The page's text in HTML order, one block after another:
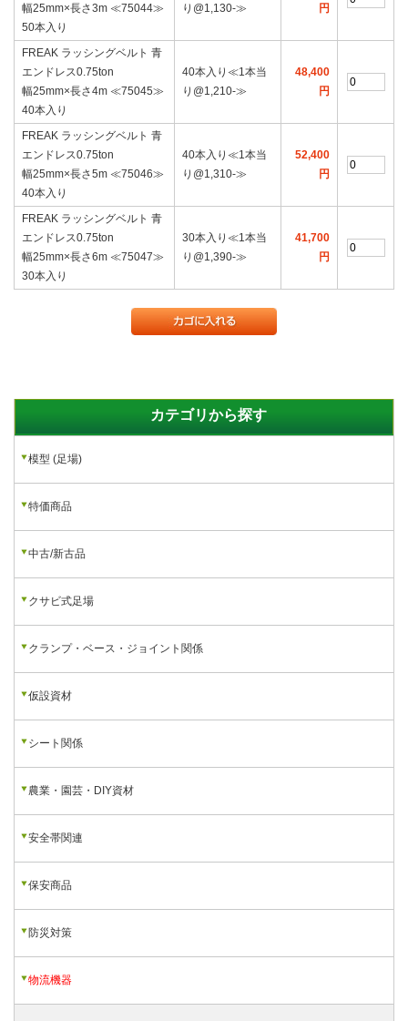
幅25mm×長さ3m ≪75044≫
50本入り
り@1,130‐≫
円
FREAK ラッシングベルト 青
エンドレス0.75ton
幅25mm×長さ4m ≪75045≫
40本入り
40本入り≪1本当
り@1,210‐≫
48,400
円
FREAK ラッシングベルト 青
エンドレス0.75ton
幅25mm×長さ5m ≪75046≫
40本入り
40本入り≪1本当
り@1,310‐≫
52,400
円
FREAK ラッシングベルト 青
エンドレス0.75ton
幅25mm×長さ6m ≪75047≫
30本入り
30本入り≪1本当
り@1,390‐≫
41,700
円
カテゴリから探す
模型 (足場)
特価商品
中古/新古品
クサビ式足場
クランプ・ベース・ジョイント関係
仮設資材
シート関係
農業・園芸・DIY資材
安全帯関連
保安商品
防災対策
物流機器